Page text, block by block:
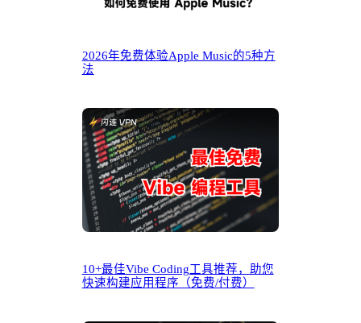
2026年免费体验Apple Music的5种方
法
10+最佳Vibe Coding工具推荐，助您
快速构建应用程序（免费/付费）